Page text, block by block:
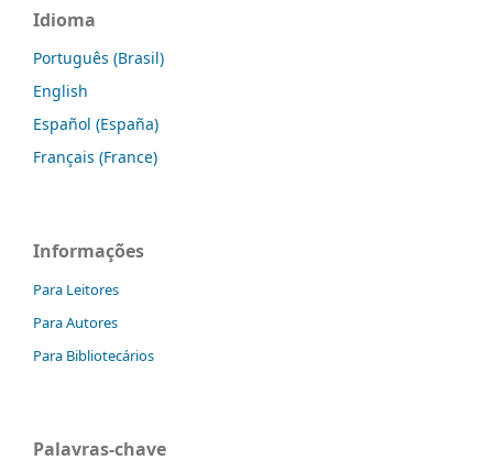
Idioma
Português (Brasil)
English
Español (España)
Français (France)
Informações
Para Leitores
Para Autores
Para Bibliotecários
Palavras-chave